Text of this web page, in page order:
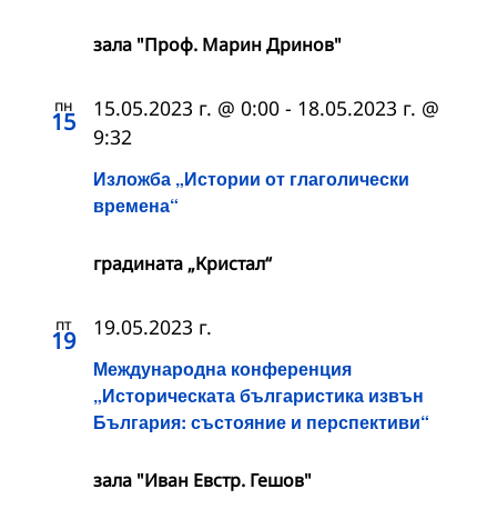
зала "Проф. Марин Дринов"
пн
15
Изложба „Истории от глаголически
времена“
15.05.2023 г. @ 0:00 - 18.05.2023 г. @
9:32
градината „Кристал“
пт
19
Международна конференция
„Историческата българистика извън
България: състояние и перспективи“
19.05.2023 г.
зала "Иван Евстр. Гешов"